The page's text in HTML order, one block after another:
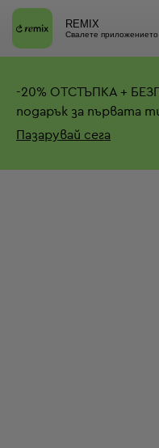
REMIX
Свалете
-20% ОТСТЪПКА +
подарък за първата
Пазарувай сега